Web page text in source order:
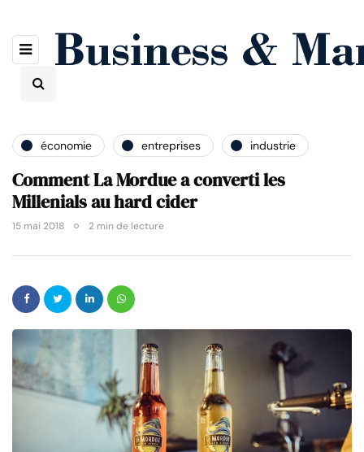
économie entreprises industrie
Comment La Mordue a converti les
Millenials au hard cider
15 mai 2018 2 min de lecture